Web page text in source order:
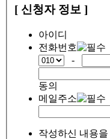
[ 신청자 정보 ]
아이디
전화번호
-
동의
메일주소
작성하신 내용